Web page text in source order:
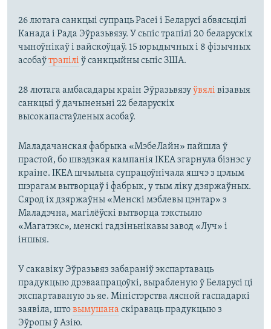
26 лютага санкцыі супраць Расеі і Беларусі абвясьцілі
Канада і Рада Эўразьвязу. У сьпіс трапілі 20 беларускіх
чыноўнікаў і вайскоўцаў. 15 юрыдычных і 8 фізычных
асобаўтрапілі ў санкцыйны сьпіс ЗША.
28 лютага амбасадары краін Эўразьвязуўвялі візавыя
санкцыі ў дачыненьні 22 беларускіх
высокапастаўленых асобаў.
Маладачанская фабрыка «МэбеЛайн» пайшла ў
прастой, бо швэдзкая кампанія IKEA згарнула бізнэс у
краіне. IKEA шчыльна супрацоўнічала яшчэ з цэлым
шэрагам вытворцаў і фабрык, у тым ліку дзяржаўных.
Сярод іх дзяржаўны «Менскі мэблевы цэнтар» з
Маладэчна, магілёўскі вытворца тэкстылю
«Магатэкс», менскі гадзіньнікавы завод «Луч» і
іншыя.
У сакавіку Эўразьвяз забараніў экспартаваць
прадукцыю дрэваапрацоўкі, вырабленую ў Беларусі ці
экспартаваную зь яе. Міністэрства лясной гаспадаркі
заявіла, штовымушана скіраваць прадукцыю з
Эўропы ў Азію.